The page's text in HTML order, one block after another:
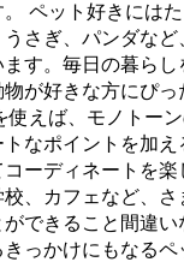
ペット好きには
さぎ、パンダな
す。毎日の暮らし
が好きな方にぴ
使えば、モノトー
なポイントを加
ーディネートを楽
、カフェなど、さ
できること間違
っかけにもなる